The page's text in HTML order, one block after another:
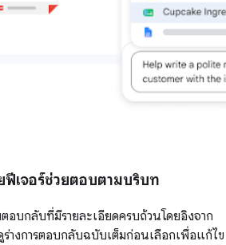
ฟีเจอร์ช่วยตอบตามบริบท
ตอบกลับที่มีรายละเอียดครบถ้วนโดยอิงจาก
างการตอบกลับฉบับเต็มก่อนเลือกเพื่อแก้ไข